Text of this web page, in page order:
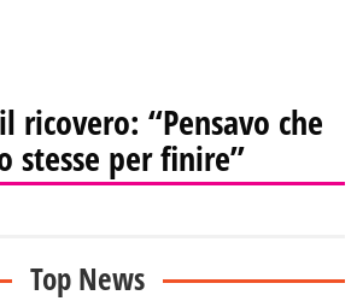
ricovero: “Pensavo che
stesse per finire”
Top News